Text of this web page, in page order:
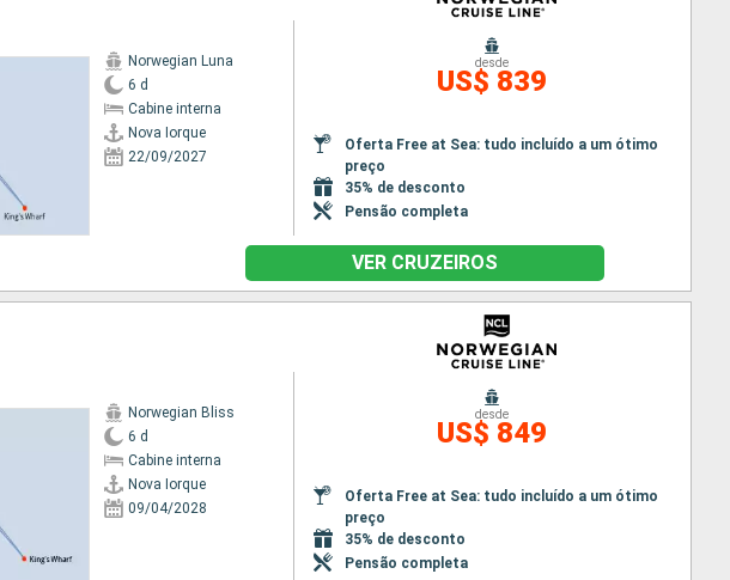
Norwegian Luna
6 d
Cabine interna
Nova Iorque
22/09/2027
desde
US$ 839
Oferta Free at Sea: tudo incluído a um ótimo
preço
35% de desconto
Pensão completa
VER CRUZEIROS
Norwegian Bliss
6 d
Cabine interna
Nova Iorque
09/04/2028
desde
US$ 849
Oferta Free at Sea: tudo incluído a um ótimo
preço
35% de desconto
Pensão completa